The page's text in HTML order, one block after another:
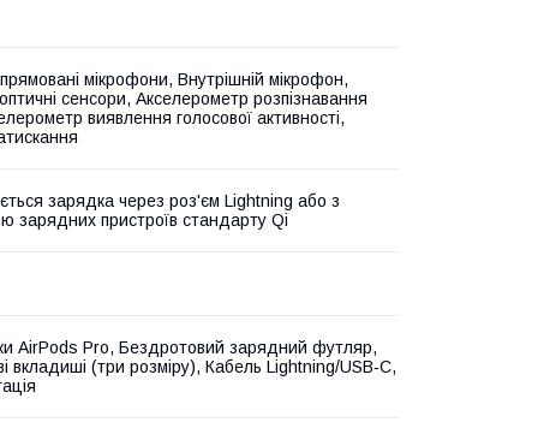
мікрофони, Внутрішній мікрофон,
сенсори, Акселерометр розпізнавання
виявлення голосової активності,
зарядка через роз'єм Lightning або з
зарядних пристроїв стандарту Qi
AirPods Pro, Бездротовий зарядний футляр,
вкладиші (три розміру), Кабель Lightning/USB‑C,